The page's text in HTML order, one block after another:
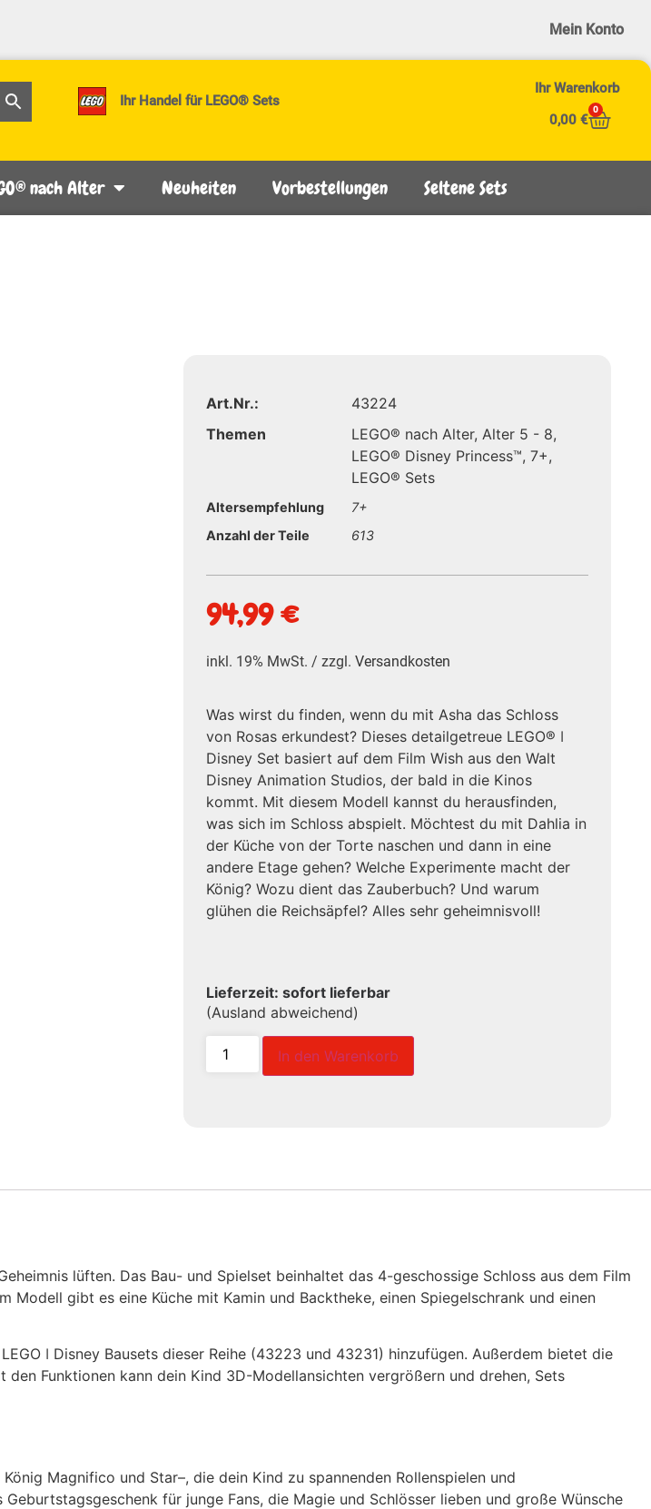
Mein Konto
Ihr Handel für LEGO® Sets
Ihr Warenkorb
0,00 €
0
nach Alter Neuheiten Vorbestellungen Seltene Sets
Art.Nr.:
43224
Themen
LEGO® nach Alter,Alter 5 - 8,
LEGO® Disney Princess™,7+,
LEGO® Sets
Altersempfehlung
7+
Anzahl der Teile
613
94,99€
inkl. 19% MwSt. / zzgl.Versandkosten
Was wirst du finden, wenn du mit Asha das Schloss
von Rosas erkundest? Dieses detailgetreue LEGO® ǀ
Disney Set basiert auf dem Film Wish aus den Walt
Disney Animation Studios, der bald in die Kinos
kommt. Mit diesem Modell kannst du herausfinden,
was sich im Schloss abspielt. Möchtest du mit Dahlia in
der Küche von der Torte naschen und dann in eine
andere Etage gehen? Welche Experimente macht der
König? Wozu dient das Zauberbuch? Und warum
glühen die Reichsäpfel? Alles sehr geheimnisvoll!
Lieferzeit: sofort lieferbar
(Ausland abweichend)
In den Warenkorb
lüften. Das Bau- und Spielset beinhaltet das 4-geschossige Schloss aus dem Film
gibt es eine Küche mit Kamin und Backtheke, einen Spiegelschrank und einen
ǀ Disney Bausets dieser Reihe (43223 und 43231) hinzufügen. Außerdem bietet die
Funktionen kann dein Kind 3D-Modellansichten vergrößern und drehen, Sets
Magnifico und Star–, die dein Kind zu spannenden Rollenspielen und
für junge Fans, die Magie und Schlösser lieben und große Wünsche